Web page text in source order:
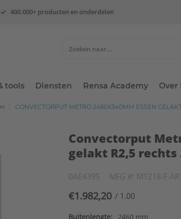
400.000+ producten en onderdelen
tools Diensten Rensa Academy Over
CONVECTORPUT METRO 2460X340MM ESSEN
Convectorput
gelakt R2,5
0AE4395 MFG #: MT218-F-AR
€1.982,20 / 1.00
Buitenlengte:
2460 mm